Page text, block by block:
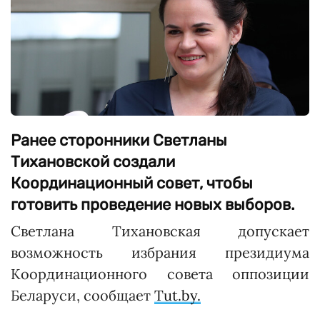
Ранее сторонники Светланы
Тихановской создали
Координационный совет, чтобы
готовить проведение новых выборов.
Светлана Тихановская допускает
возможность избрания президиума
Координационного совета оппозиции
Беларуси, сообщает Tut.by.